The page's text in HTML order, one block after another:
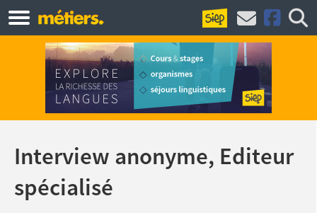
Interview anonyme, Editeur
spécialisé